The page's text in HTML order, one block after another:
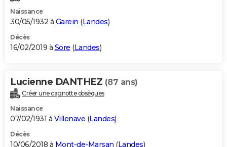
Naissance
30/05/1932 à Garein (Landes)
Décès
16/02/2019 à Sore (Landes)
Lucienne DANTHEZ (87 ans)
Créer une cagnotte obsèques
Naissance
07/02/1931 à Villenave (Landes)
Décès
10/06/2018 à Mont-de-Marsan (Landes)